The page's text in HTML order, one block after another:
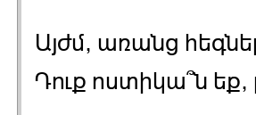
Այժմ, առանց
Դուք ոստիկա՞ն